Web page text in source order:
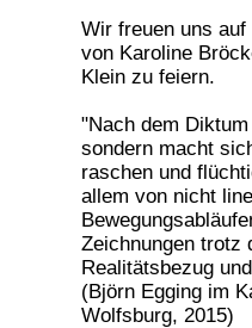
Wir freuen uns
von Karoline
Klein zu feiern.
"Nach dem
sondern macht
raschen und
allem von nicht
Zeichnungen trotz
Realitätsbezug
(Björn Egging im
Wolfsburg, 2015)